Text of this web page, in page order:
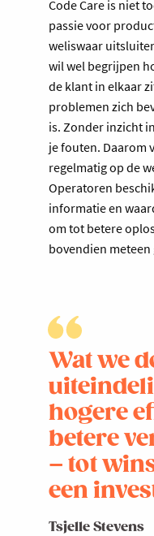
Code Care is niet
passie voor
weliswaar
wil wel begrijpen
de klant in elkaar
problemen zich
is. Zonder inzicht
je fouten. Daarom
regelmatig op de
Operatoren
informatie en
om tot betere
bovendien meteen
Wat we
hogere
betere
– tot
een
Tsjelle Stevens